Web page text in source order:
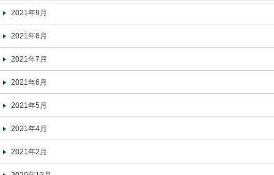
2021年9月
2021年8月
2021年7月
2021年6月
2021年5月
2021年4月
2021年2月